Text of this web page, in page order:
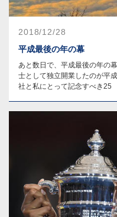
2018/12/28
平成最後の年の幕
あと数日で、平成最後の年の
士として独立開業したのが平
社と私にとって記念すべき25